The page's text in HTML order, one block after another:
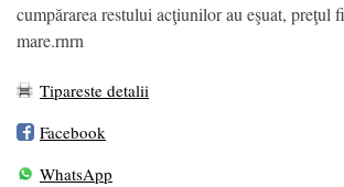
cumpărarea restului acţiunilor au eşuat, preţul
mare.rnrn
Tipareste detalii
Facebook
WhatsApp